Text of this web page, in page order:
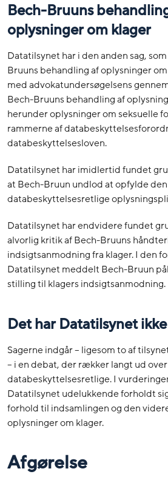
Bech-Bruuns
oplysninger om klager
Datatilsynet har i den anden sag,
Bruuns behandling af oplysninger
med advokatundersøgelsens
Bech-Bruuns behandling af
herunder oplysninger om seksuelle
rammerne af
databeskyttelsesloven.
Datatilsynet har imidlertid fundet
at Bech-Bruun undlod at opfylde den
databeskyttelsesretlige
Datatilsynet har endvidere fundet
alvorlig kritik af Bech-Bruuns
indsigtsanmodning fra klager. I den
Datatilsynet meddelt Bech-Bruun
stilling til klagers indsigtsanmodning.
Det har Datatilsynet
Sagerne indgår – ligesom to af
– i en debat, der rækker langt ud
databeskyttelsesretlige. I
Datatilsynet udelukkende forholdt
forhold til indsamlingen og den
oplysninger om klager.
Afgørelse